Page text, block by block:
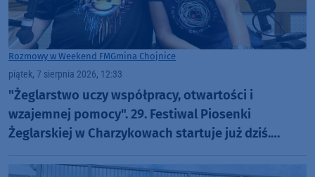
Rozmowy w Weekend FMGmina Chojnice
piątek, 7 sierpnia 2026, 12:33
"Żeglarstwo uczy współpracy, otwartości i
wzajemnej pomocy". 29. Festiwal Piosenki
Żeglarskiej w Charzykowach startuje już dziś.